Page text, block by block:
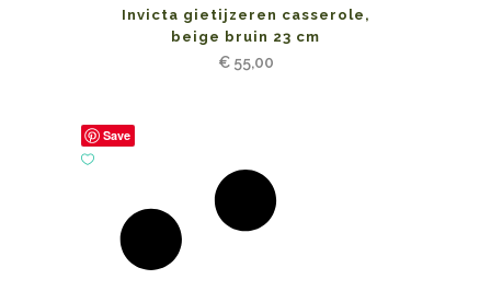
Invicta gietijzeren casserole,
beige bruin 23 cm
€55,00
Save